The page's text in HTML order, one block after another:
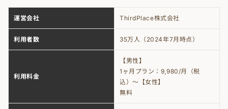
運営会社 ThirdPlace株式会社
利用者数 35万人（2024年7月時点）
利用料金
【男性】
1ヶ月プラン：9,980/月（税
込）〜【女性】
無料